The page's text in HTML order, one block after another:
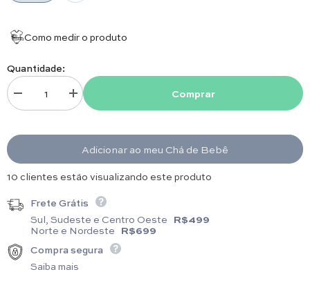
Como medir o produto
Quantidade:
Diminuir quantidade para Macacão - Capri - Atlântico
Aumentar quantidade para Macacão - Capri - Atlântico
Comprar
Adicionar ao meu Chá de Bebê
14 clientes estão visualizando este produto
Frete Grátis
Sul, Sudeste e Centro Oeste R$499
Norte e Nordeste R$699
Compra segura
Saiba mais